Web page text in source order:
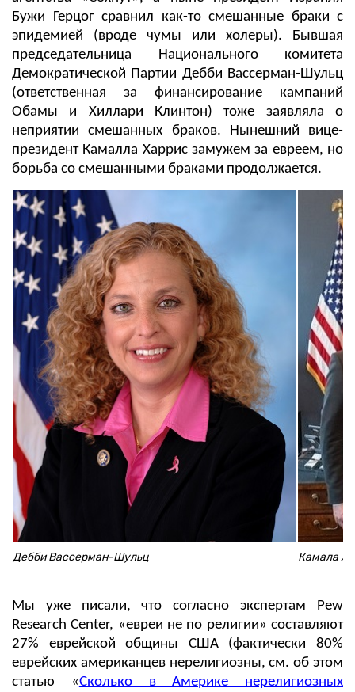
Бужи Герцог сравнил как-то смешанные браки с
эпидемией (вроде чумы или холеры). Бывшая
председательница Национального комитета
Демократической Партии Дебби Вассерман-Шульц
(ответственная за финансирование кампаний
Обамы и Хиллари Клинтон) тоже заявляла о
неприятии смешанных браков. Нынешний вице-
президент Камалла Харрис замужем за евреем, но
борьба со смешанными браками продолжается.
Дебби Вассерман-Шульц Камала
Мы уже писали, что согласно экспертам Pew
Research Center, «евреи не по религии» составляют
27% еврейской общины США (фактически 80%
еврейских американцев нерелигиозны, см. об этом
статью «Сколько в Америке нерелигиозных